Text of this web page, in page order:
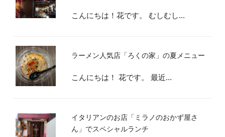
こんにちは！花です。 むしむし...
ラーメン人気店「ろくの家」の夏メニュー
こんにちは！ 花です。 最近...
イタリアンのお店「ミラノのおかず屋さ
ん」でスペシャルランチ